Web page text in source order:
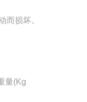
而损坏。
量(Kg